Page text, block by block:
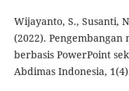
Wijayanto, S., Susanti,
(2022).
berbasis PowerPoint
Abdimas Indonesia,